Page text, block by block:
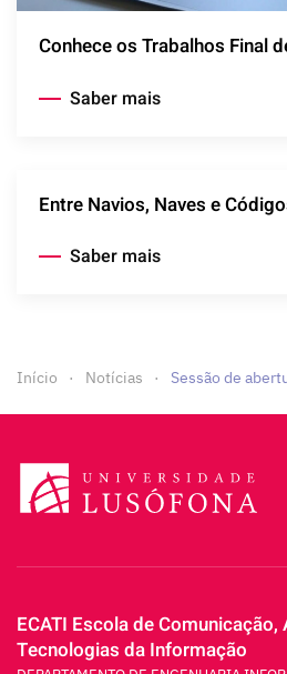
Conhece os Trabalhos Final
Saber mais
Entre Navios, Naves e
Saber mais
Início Notícias Sessão de
ECATI Escola de
Tecnologias da Informação